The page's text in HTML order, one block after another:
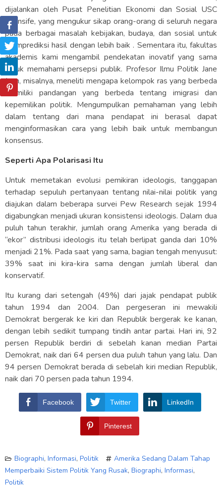
dijalankan oleh Pusat Penelitian Ekonomi dan Sosial USC
Dornsife, yang mengukur sikap orang-orang di seluruh negara
pada berbagai masalah kebijakan, budaya, dan sosial untuk
memprediksi hasil dengan lebih baik . Sementara itu, fakultas
akademis kami mengambil pendekatan inovatif yang sama
untuk memahami persepsi publik. Profesor Ilmu Politik Jane
Junn, misalnya, meneliti mengapa kelompok ras yang berbeda
memiliki pandangan yang berbeda tentang imigrasi dan
kepemilikan politik. Mengumpulkan pemahaman yang lebih
dalam tentang dari mana pendapat ini berasal dapat
menginformasikan cara yang lebih baik untuk membangun
konsensus.
Seperti Apa Polarisasi Itu
Untuk memetakan evolusi pemikiran ideologis, tanggapan
terhadap sepuluh pertanyaan tentang nilai-nilai politik yang
diajukan dalam beberapa survei Pew Research sejak 1994
digabungkan menjadi ukuran konsistensi ideologis. Dalam dua
puluh tahun terakhir, jumlah orang Amerika yang berada di
“ekor” distribusi ideologis itu telah berlipat ganda dari 10%
menjadi 21%. Pada saat yang sama, bagian tengah menyusut:
39% saat ini kira-kira sama dengan jumlah liberal dan
konservatif.
Itu kurang dari setengah (49%) dari jajak pendapat publik
tahun 1994 dan 2004. Dan pergeseran ini mewakili
Demokrat bergerak ke kiri dan Republik bergerak ke kanan,
dengan lebih sedikit tumpang tindih antar partai. Hari ini, 92
persen Republik berdiri di sebelah kanan median Partai
Demokrat, naik dari 64 persen dua puluh tahun yang lalu. Dan
94 persen Demokrat berada di sebelah kiri median Republik,
naik dari 70 persen pada tahun 1994.
Facebook Twitter LinkedIn
Pinterest
Biographi, Informasi, Politik
Amerika Sedang Dalam Tahap
Memperbaiki Sistem Politik Yang Rusak, Biographi, Informasi,
Politik